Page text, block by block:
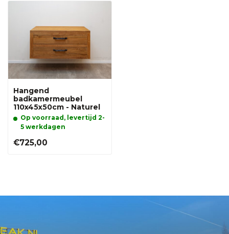
Hangend
badkamermeubel
110x45x50cm - Naturel
Op voorraad, levertijd 2-
5 werkdagen
€725,00